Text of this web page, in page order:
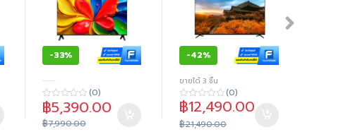
-33%
-----
0
o
u
(0)
฿5,390.00
฿7,990.00
-42%
ขายได้ 3 ชิ้น
0
o
u
(0)
฿12,490.00
฿21,490.00